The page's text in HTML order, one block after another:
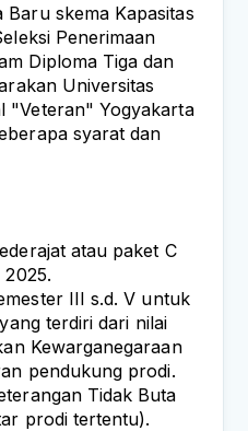
Baru skema Kapasitas
Penerimaan
Diploma Tiga dan
Universitas
"Veteran" Yogyakarta
syarat dan
atau paket C
III s.d. V untuk
terdiri dari nilai
Kewarganegaraan
pendukung prodi.
Tidak Buta
prodi tertentu).